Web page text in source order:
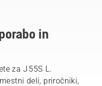
in
za J 55S L.
deli, priročniki,